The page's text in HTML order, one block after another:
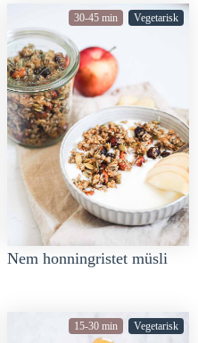
30-45 min Vegetarisk
Nem honningristet müsli
15-30 min Vegetarisk